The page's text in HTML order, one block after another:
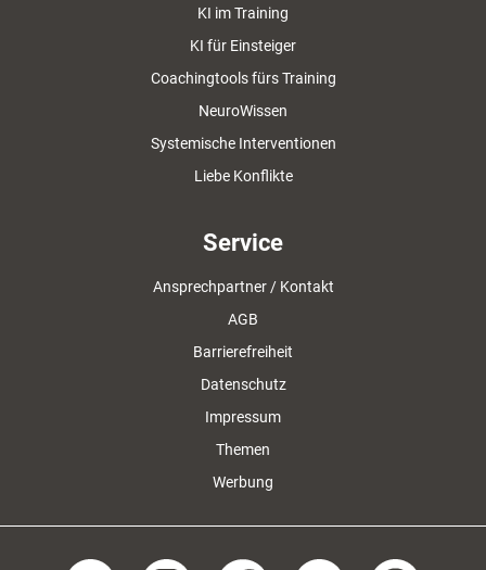
KI im Training
KI für Einsteiger
Coachingtools fürs Training
NeuroWissen
Systemische Interventionen
Liebe Konflikte
Service
Ansprechpartner / Kontakt
AGB
Barrierefreiheit
Datenschutz
Impressum
Themen
Werbung